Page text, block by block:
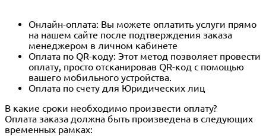
Онлайн-оплата: Вы можете оплатить услуги прямо
на нашем сайте после подтверждения заказа
менеджером в личном кабинете
Оплата по QR-коду: Этот метод позволяет провести
оплату, просто отсканировав QR-код с помощью
вашего мобильного устройства.
Оплата по счету для Юридических лиц
В какие сроки необходимо произвести оплату?
Оплата заказа должна быть произведена в следующих
временных рамках: